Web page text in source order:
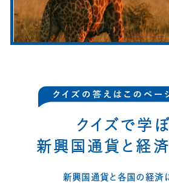
クイズで学ぼ
新興国通貨と経
新興国通貨と各国の経済